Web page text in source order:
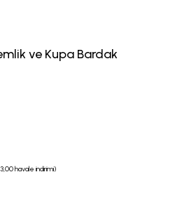
ve Kupa Bardak
havale indirimi)